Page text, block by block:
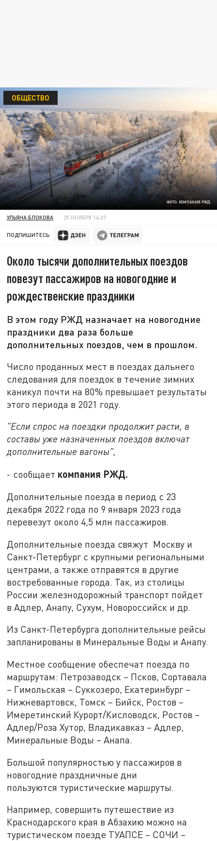
ФОТО: КОМПАНИЯ РЖД
ОБЩЕСТВО
УЛЬЯНА БЛОКОВА 25 НОЯБРЯ 14:37
ПОДПИШИТЕСЬ:
Около тысячи дополнительных поездов
повезут пассажиров на новогодние и
рождественские праздники
В этом году РЖД назначает на новогодние
праздники два раза больше
дополнительных поездов, чем в прошлом.
Число проданных мест в поездах дальнего
следования для поездок в течение зимних
каникул почти на 80% превышает результаты
этого периода в 2021 году.
"Если спрос на поездки продолжит расти, в
составы уже назначенных поездов включат
дополнительные вагоны",
- сообщает компания РЖД.
Дополнительные поезда в период с 23
декабря 2022 года по 9 января 2023 года
перевезут около 4,5 млн пассажиров.
Дополнительные поезда свяжут Москву и
Санкт-Петербург с крупными региональными
центрами, а также отправятся в другие
востребованные города. Так, из столицы
России железнодорожный транспорт пойдет
в Адлер, Анапу, Сухум, Новороссийск и др.
Из Санкт-Петербурга дополнительные рейсы
запланированы в Минеральные Воды и Анапу.
Местное сообщение обеспечат поезда по
маршрутам: Петрозаводск – Псков, Сортавала
– Гимольская – Суккозеро, Екатеринбург –
Нижневартовск, Томск – Бийск, Ростов –
Имеретинский Курорт/Кисловодск, Ростов –
Адлер/Роза Хутор, Владикавказ – Адлер,
Минеральные Воды – Анапа.
Большой популярностью у пассажиров в
новогодние праздничные дни
пользуются туристические маршруты.
Например, совершить путешествие из
Краснодарского края в Абзахию можно на
туристическом поезде ТУАПСЕ – СОЧИ –